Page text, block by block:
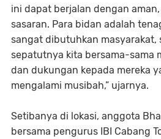
ini dapat berjalan dengan
sasaran. Para bidan adalah
sangat dibutuhkan masyarakat,
sepatutnya kita bersama-sama
dan dukungan kepada mereka
mengalami musibah,” ujarnya.
Setibanya di lokasi, anggota
bersama pengurus IBI Cabang